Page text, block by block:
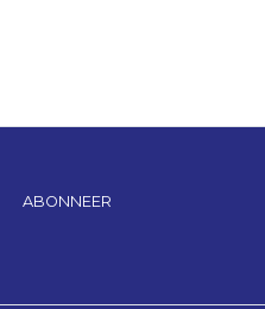
ABONNEER